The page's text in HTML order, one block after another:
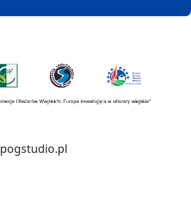
pogstudio.pl